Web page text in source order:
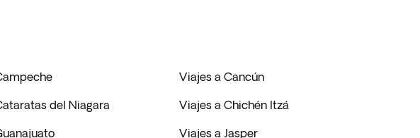
Viajes a Cancún
del Niagara Viajes a Chichén Itzá
Viajes a Jasper